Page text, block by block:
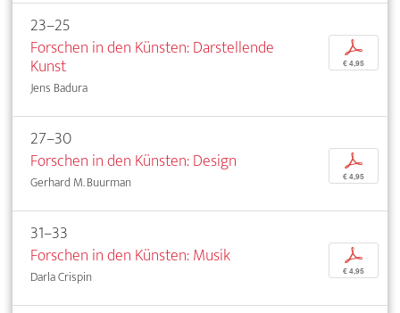
23–25
Forschen in den Künsten: Darstellende
Kunst
Jens Badura
p
€ 4,95
27–30
Forschen in den Künsten: Design
Gerhard M. Buurman
p
€ 4,95
31–33
Forschen in den Künsten: Musik
Darla Crispin
p
€ 4,95